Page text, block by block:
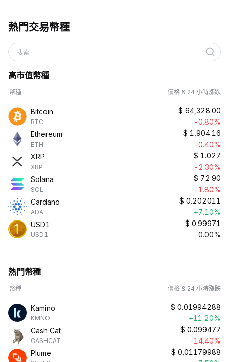
熱門交易幣種
搜索
高市值幣種
幣種 價格 & 24 小時漲跌
Bitcoin
BTC
$ 64,328.00
-0.80%
Ethereum
ETH
$ 1,904.16
-0.40%
XRP
XRP
$ 1.027
-2.30%
Solana
SOL
$ 72.90
-1.80%
Cardano
ADA
$ 0.202011
+7.10%
USD1
USD1
$ 0.99971
0.00%
熱門幣種
幣種 價格 & 24 小時漲跌
Kamino
KMNO
$ 0.01994288
+11.20%
Cash Cat
CASHCAT
$ 0.099477
-14.40%
Plume
$ 0.01179988